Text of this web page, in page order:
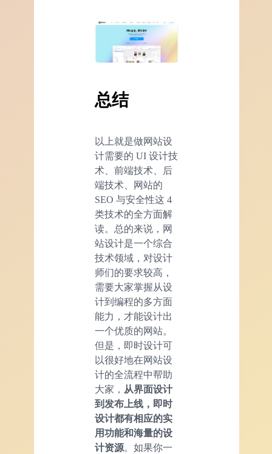
总结
以上就是做网站设
计需要的 UI 设计技
术、前端技术、后
端技术、网站的
SEO 与安全性这 4
类技术的全方面解
读。总的来说，网
站设计是一个综合
技术领域，对设计
师们的要求较高，
需要大家掌握从设
计到编程的多方面
能力，才能设计出
一个优质的网站。
但是，即时设计可
以很好地在网站设
计的全流程中帮助
大家， 从界面设计
到发布上线，即时
设计都有相应的实
用功能和海量的设
计资源。如果你一